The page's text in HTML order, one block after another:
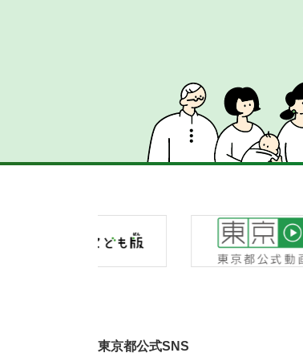
東京都公式SNS